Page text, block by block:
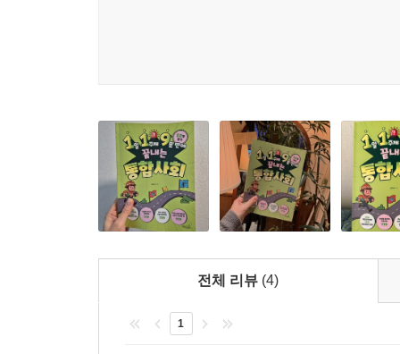
각 챕터마다 해당 학습과 연관된 진로를 소개해
이런 학생에게 추천해요!
- 공부 습관을 새롭게 만들고 싶은 학생
- 교과 개념을 스토리와 질문으로 쉽게 익히고 싶은
- 스스로 공부를 확장하고 싶은 호기심 많은 학생
전체 리뷰 (4)
1